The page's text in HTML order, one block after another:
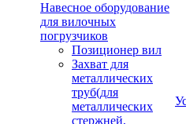
Навесное оборудование
для вилочных
погрузчиков
Позиционер вил
Захват для
металлических
труб(для
металлических
стержней,